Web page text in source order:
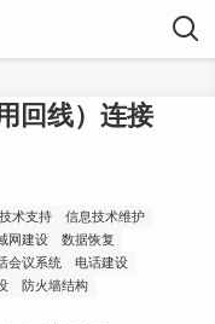
回线）连接
术支持
信息技术维护
网建设
数据恢复
会议系统
电话建设
防火墙结构